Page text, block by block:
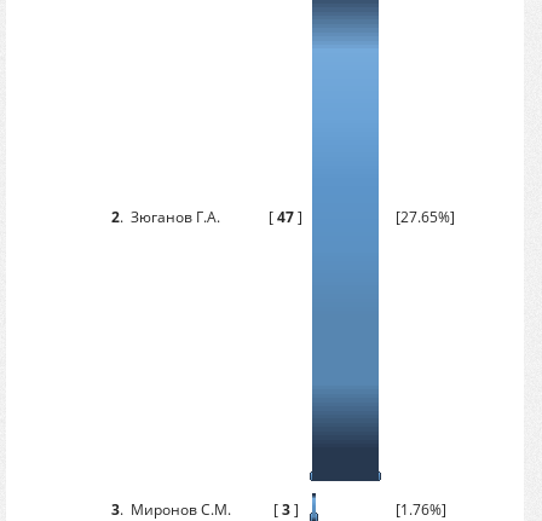
2. Зюганов Г.А. [47] [27.65%]
3. Миронов С.М. [3] [1.76%]